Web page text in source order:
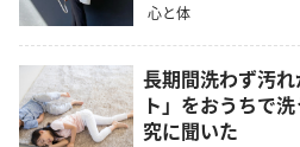
心と体
長期間洗わず汚
ト」をおうちで
究に聞いた